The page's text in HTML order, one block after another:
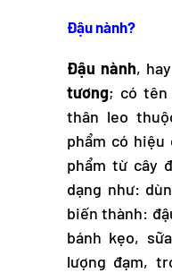
Đậu nành?
Đậu nành,
tương; có tên
thân leo
phẩm có
phẩm từ cây
dạng như:
biến thành:
bánh kẹo,
lượng đạm,